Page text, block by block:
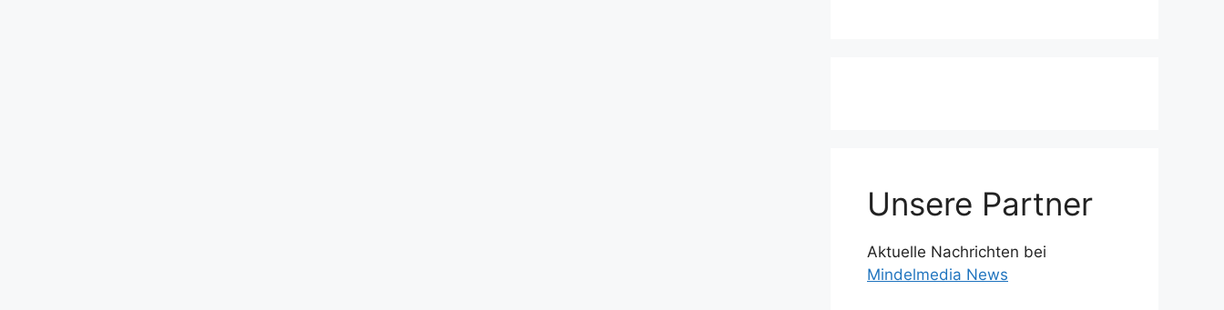
Unsere Partner
Aktuelle Nachrichten bei
Mindelmedia News